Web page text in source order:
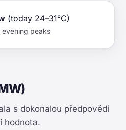
(today 24–31°C)
peaks
s dokonalou předpovědí
hodnota.